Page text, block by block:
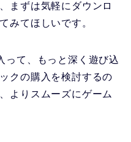
まずは気軽にダウンロ
みてほしいです。
って、もっと深く遊び込
クの購入を検討するの
よりスムーズにゲーム